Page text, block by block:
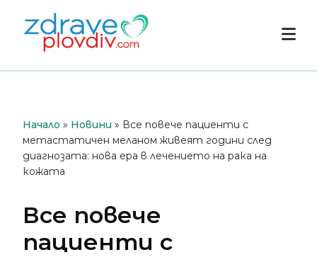
съдържанието
Начало » Новини » Все повече пациенти с
метастатичен меланом живеят години след
диагнозата: нова ера в лечението на рака на
кожата
Все повече
пациенти с